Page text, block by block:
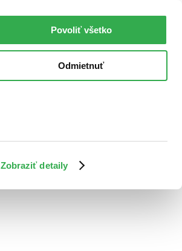
Zobraziť detaily
Povoliť všetko
Odmietnuť